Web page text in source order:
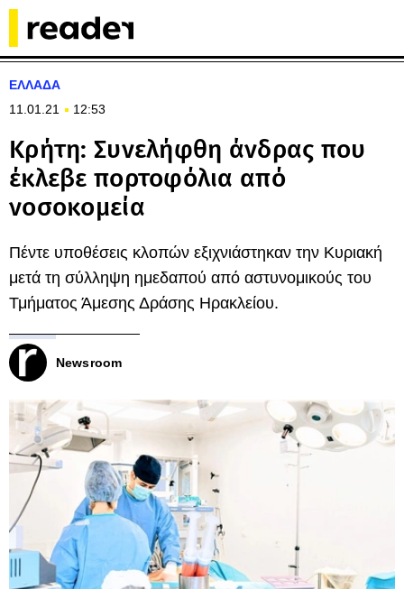
ΕΛΛΑΔΑ
11.01.21
12:53
Κρήτη: Συνελήφθη άνδρας που
έκλεβε πορτοφόλια από
νοσοκομεία
Πέντε υποθέσεις κλοπών εξιχνιάστηκαν την Κυριακή
μετά τη σύλληψη ημεδαπού από αστυνομικούς του
Τμήματος Άμεσης Δράσης Ηρακλείου.
Newsroom